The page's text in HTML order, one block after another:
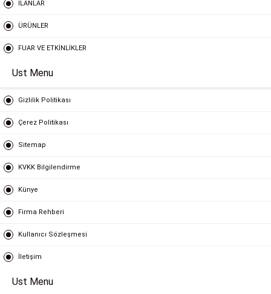
İLANLAR
ÜRÜNLER
FUAR VE ETKİNLİKLER
Ust Menu
Gizlilik Politikası
Çerez Politikası
Sitemap
KVKK Bilgilendirme
Künye
Firma Rehberi
Kullanıcı Sözleşmesi
İletişim
Ust Menu